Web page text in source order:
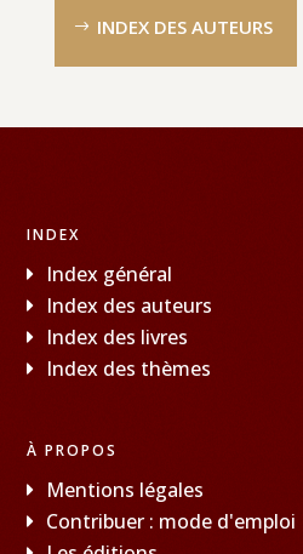
INDEX DES AUTEURS
INDEX
Index général
Index des auteurs
Index des livres
Index des thèmes
À PROPOS
Mentions légales
Contribuer : mode d'emploi